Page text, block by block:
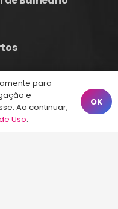
para
e
Ao continuar,
Uso.
OK